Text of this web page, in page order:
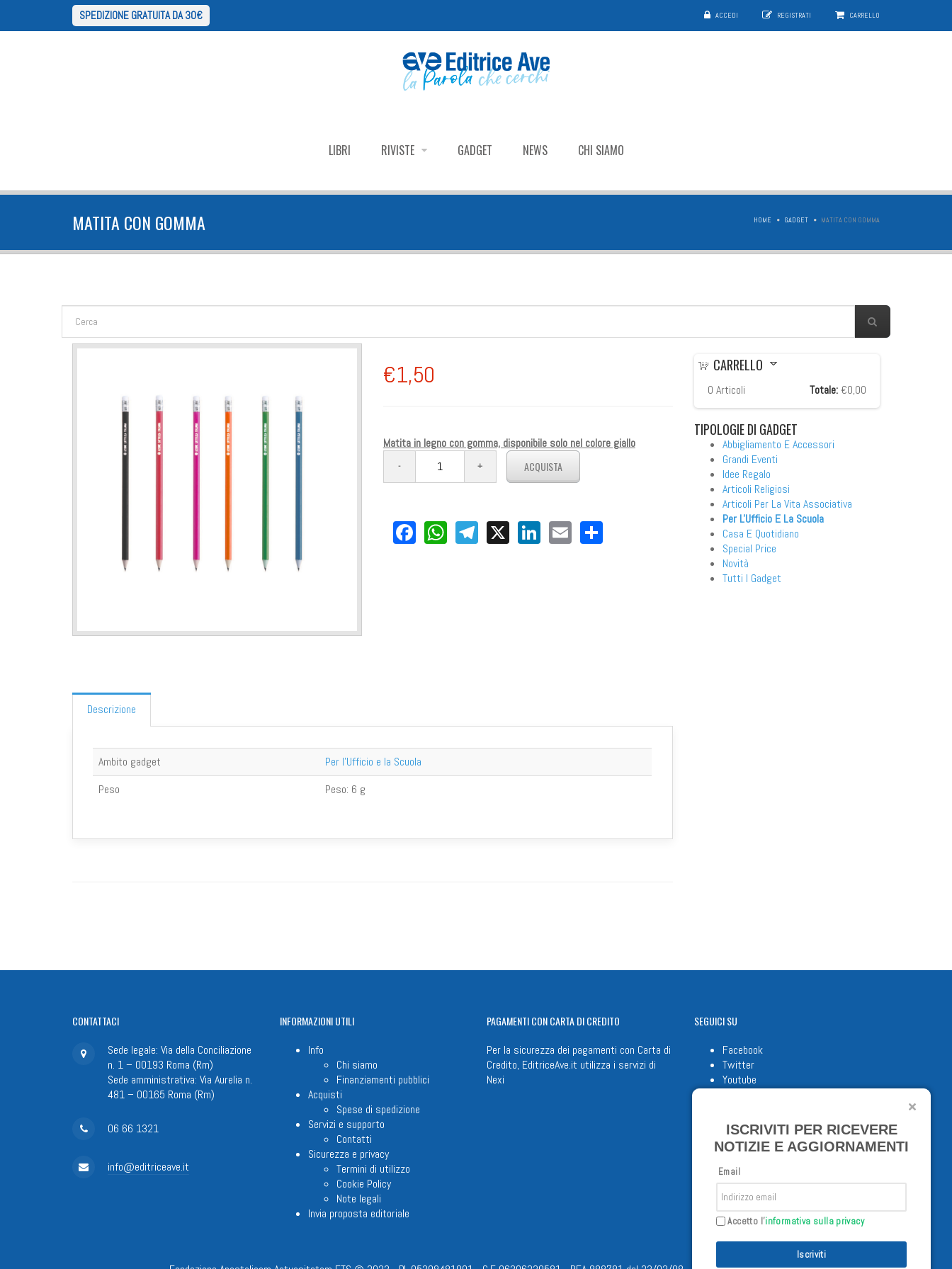
SPEDIZIONE GRATUITA DA 30€ ACCEDI REGISTRATI CARRELLO
LIBRI RIVISTE GADGET NEWS CHI SIAMO
MATITA CON GOMMA HOME GADGET MATITA CON GOMMA
FORM DI RICERCA
€1,50
Matita in legno con gomma, disponibile solo nel colore giallo
Facebook
WhatsApp
Telegram
X LinkedIn
EmailShare
Descrizione
Ambito gadget
Per l'Ufficio e la Scuola
Peso
Peso: 6 g
CARRELLO
0 Articoli Totale: €0,00
TIPOLOGIEDI GADGET
Abbigliamento E Accessori
Grandi Eventi
Idee Regalo
Articoli Religiosi
Articoli Per La Vita Associativa
Per L'Ufficio E La Scuola
Casa E Quotidiano
Special Price
Novità
Tutti I Gadget
CONTATTACI
Sede legale: Via della Conciliazione
n. 1 – 00193 Roma (Rm)
Sede amministrativa: Via Aurelia n.
481 – 00165 Roma (Rm)
06 66 1321
info@editriceave.it
INFORMAZIONIUTILI
Info
Chi siamo
Finanziamenti pubblici
Acquisti
Spese di spedizione
Servizi e supporto
Contatti
Sicurezza e privacy
Termini di utilizzo
Cookie Policy
Note legali
Invia proposta editoriale
PAGAMENTICON CARTA DI CREDITO
Per la sicurezza dei pagamenti con Carta di
Credito, EditriceAve.it utilizza i servizi di
Nexi
SEGUICISU
Facebook
Twitter
Youtube
ISCRIVITI PER RICEVERE
NOTIZIE E AGGIORNAMENTI
Email
Accetto l'informativa sulla privacy
Iscriviti